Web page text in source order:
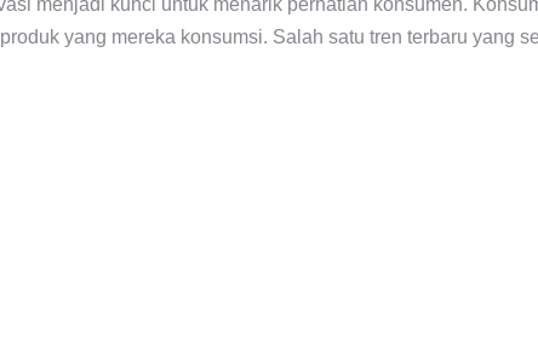
menjadi kunci untuk menarik perhatian konsumen.
yang mereka konsumsi. Salah satu tren terbaru yang